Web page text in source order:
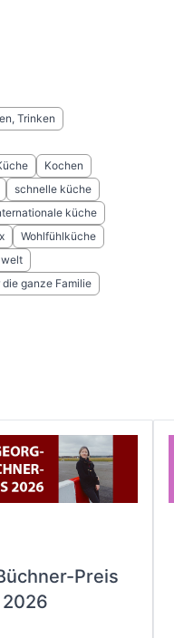
Trinken
Kochen
schnelle küche
küche
Wohlfühlküche
welt
die ganze Familie
Preis
2026